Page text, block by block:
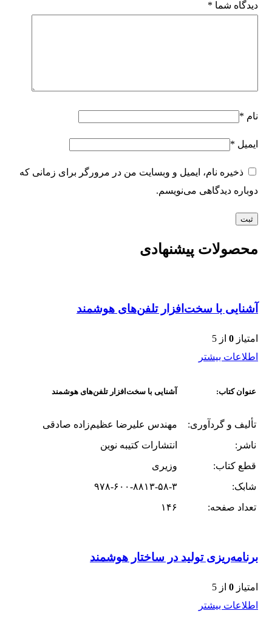
دیدگاه شما *
نام *
ایمیل *
ذخیره نام، ایمیل و وبسایت من در مرورگر برای زمانی که
دوباره دیدگاهی می‌نویسم.
محصولات پیشنهادی
آشنایی با سخت‌افزار تلفن‌های هوشمند
امتیاز 0 از 5
اطلاعات بیشتر
عنوان کتاب: آشنایی با سخت‌افزار تلفن‌های هوشمند
تألیف و گردآوری‌:
مهندس علیرضا عظیم‌زاده صادقی
ناشر:
انتشارات کتیبه نوین
قطع کتاب:
وزیری
شابک:
۹۷۸-۶۰۰-۸۸۱۳-۵۸-۳
تعداد صفحه:
۱۴۶
برنامه‌ریزی تولید در ساختار هوشمند
امتیاز 0 از 5
اطلاعات بیشتر